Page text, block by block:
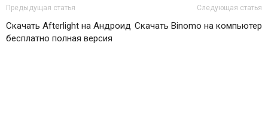
Предыдущая статья
Скачать Afterlight на Андроид
бесплатно полная версия
Следующая статья
Скачать Binomo на компьютер